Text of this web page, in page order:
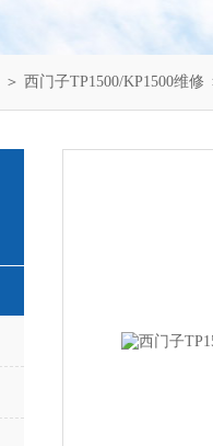
＞ 西门子TP1500/KP1500维修